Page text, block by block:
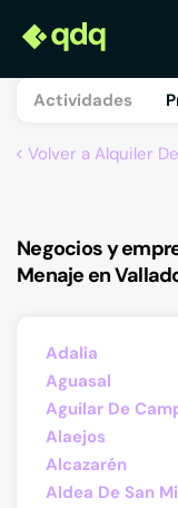
Actividades
Volver a Alquiler
Negocios y
Menaje en
Adalia
Aguasal
Aguilar De
Alaejos
Alcazarén
Aldea De San